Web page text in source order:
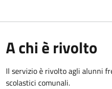
A chi è rivolto
Il servizio è rivolto agli alunni
scolastici comunali.